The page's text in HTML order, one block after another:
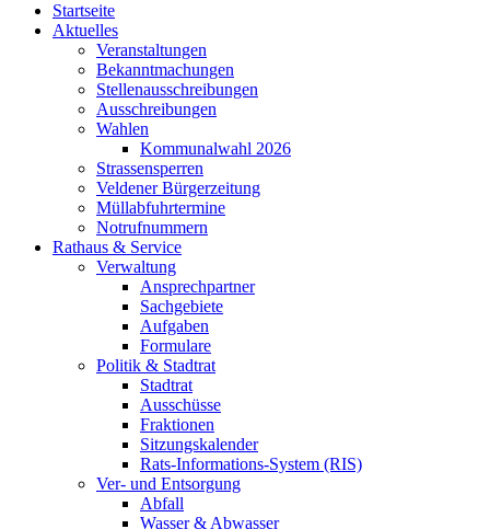
Startseite
Aktuelles
Veranstaltungen
Bekanntmachungen
Stellenausschreibungen
Ausschreibungen
Wahlen
Kommunalwahl 2026
Strassensperren
Veldener Bürgerzeitung
Müllabfuhrtermine
Notrufnummern
Rathaus & Service
Verwaltung
Ansprechpartner
Sachgebiete
Aufgaben
Formulare
Politik & Stadtrat
Stadtrat
Ausschüsse
Fraktionen
Sitzungskalender
Rats-Informations-System (RIS)
Ver- und Entsorgung
Abfall
Wasser & Abwasser